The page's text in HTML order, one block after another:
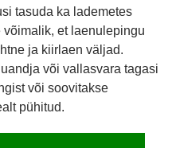
tasuda ka lademetes
et laenulepingu
ja kiirlaen väljad.
või vallasvara tagasi
või soovitakse
pühitud.